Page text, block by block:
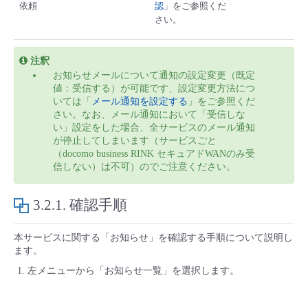
依頼
認 」をご参照くだ
さい。
注釈
お知らせメールについて通知の設定変更（既定
値：受信する）が可能です、設定変更方法につ
いては「 メール通知を設定する 」をご参照くだ
さい。なお、メール通知において「受信しな
い」設定をした場合、全サービスのメール通知
が停止してしまいます（サービスごと
（docomo business RINK セキュアドWANのみ受
信しない）は不可）のでご注意ください。
3.2.1. 確認手順
本サービスに関する「お知らせ」を確認する手順について説明し
ます。
左メニューから「お知らせ一覧」を選択します。